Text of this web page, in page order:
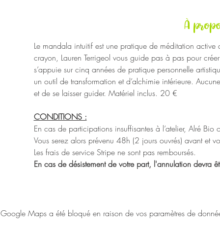
À
Le mandala intuitif est une pratique de méditation
crayon, Lauren Terrigeol vous guide pas à pas pour
s’appuie sur cinq années de pratique personnelle
un outil de transformation et d’alchimie intérieure.
et de se laisser guider. Matériel inclus. 20 €
CONDITIONS :
En cas de participations insuffisantes à l’atelier, Alré
Vous serez alors prévenu 48h (2 jours ouvrés) avant et
Les frais de service Stripe ne sont pas remboursés.
En cas de désistement de votre part, l'annulation
Google Maps a été bloqué en raison de vos paramètres de